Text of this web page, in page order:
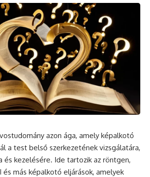
azon ága, amely képalkotó
a test belső szerkezetének vizsgálatára,
és kezelésére. Ide tartozik az röntgen,
és más képalkotó eljárások, amelyek